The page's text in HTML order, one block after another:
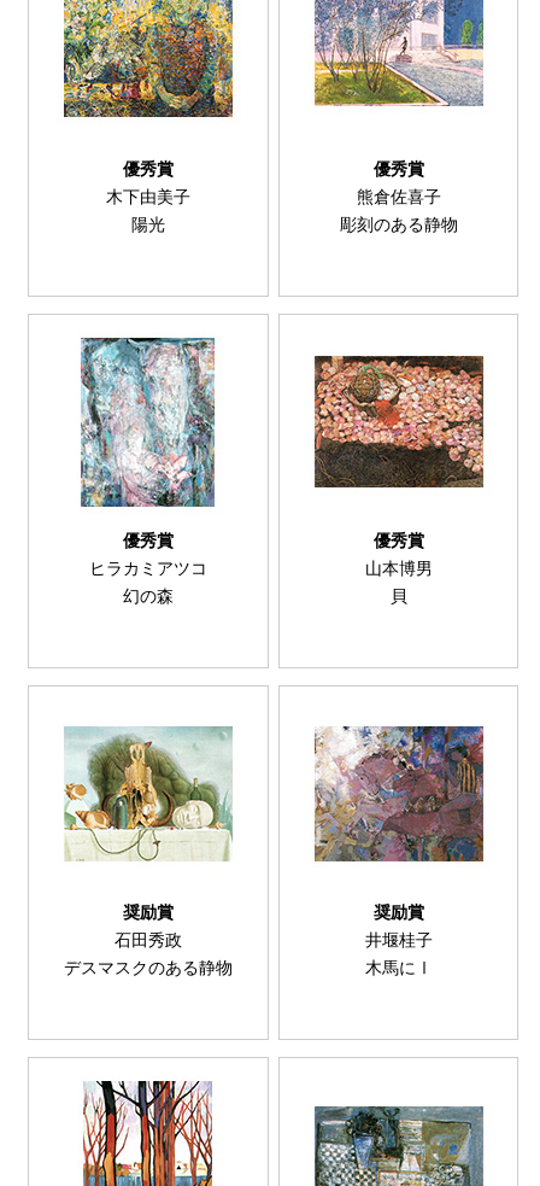
優秀賞
木下由美子
陽光
優秀賞
熊倉佐喜子
彫刻のある静物
優秀賞
ヒラカミアツコ
幻の森
優秀賞
山本博男
貝
奨励賞
石田秀政
デスマスクのある静物
奨励賞
井堰桂子
木馬にⅠ